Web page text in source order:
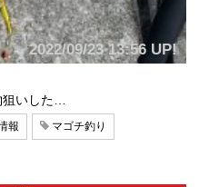
2022/09/23 13:56 UP!
いした…
報 マゴチ釣り